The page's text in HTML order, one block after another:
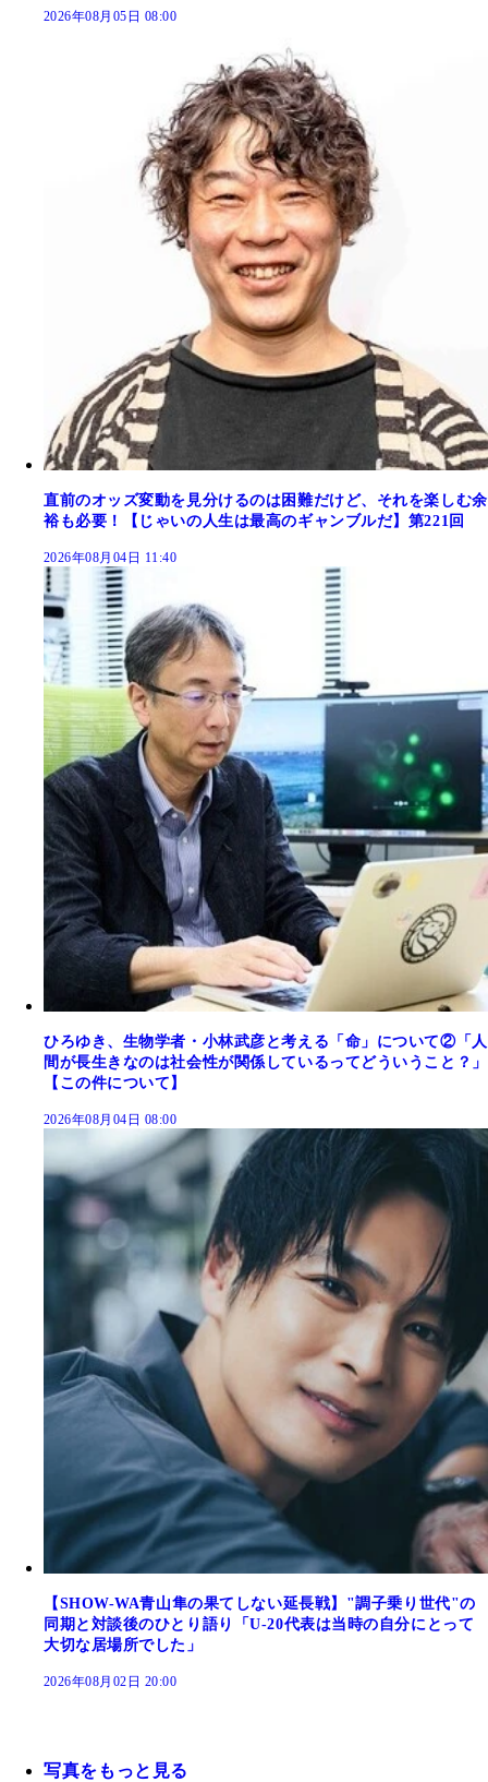
2026年08月05日 08:00
直前のオッズ変動を見分けるのは困難だけど、それを楽しむ余
裕も必要！【じゃいの人生は最高のギャンブルだ】第221回
2026年08月04日 11:40
ひろゆき、生物学者・小林武彦と考える「命」について②「人
間が長生きなのは社会性が関係しているってどういうこと？」
【この件について】
2026年08月04日 08:00
【SHOW-WA青山隼の果てしない延長戦】"調子乗り世代"の
同期と対談後のひとり語り「U-20代表は当時の自分にとって
大切な居場所でした」
2026年08月02日 20:00
写真をもっと見る